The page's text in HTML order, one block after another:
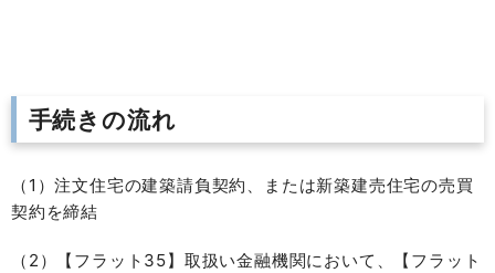
手続きの流れ
（1）注文住宅の建築請負契約、または新築建売住宅の売買
契約を締結
（2） 【フラット35】取扱い金融機関において、【フラット